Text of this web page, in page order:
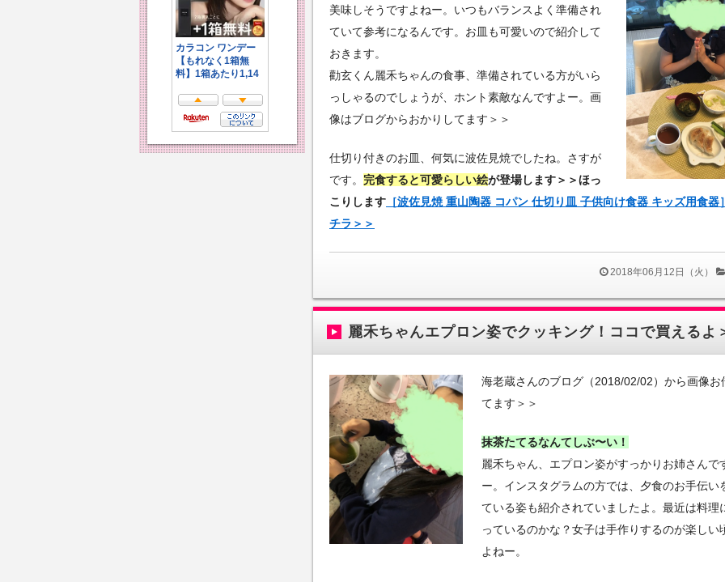
美味しそうですよねー。いつもバランスよく準備され
ていて参考になるんです。お皿も可愛いので紹介して
おきます。
勸玄くん麗禾ちゃんの食事、準備されている方がいら
っしゃるのでしょうが、ホント素敵なんですよー。画
像はブログからおかりしてます＞＞
仕切り付きのお皿、何気に波佐見焼でしたね。さすが
です。 完食すると可愛らしい絵が登場します＞＞ほっ
こりします ［波佐見焼 重山陶器 コパン 仕切り皿 子供向け食器 キッズ用食器
チラ＞＞
2018年06月12日（火）
麗禾ちゃんエプロン姿でクッキング！ココで買えるよ
海老蔵さんのブログ（2018/02/02）から画像お
てます＞＞
抹茶たてるなんてしぶ〜い！
麗禾ちゃん、エプロン姿がすっかりお姉さんで
ー。インスタグラムの方では、夕食のお手伝い
ている姿も紹介されていましたよ。最近は料理
っているのかな？女子は手作りするのが楽しい
よねー。